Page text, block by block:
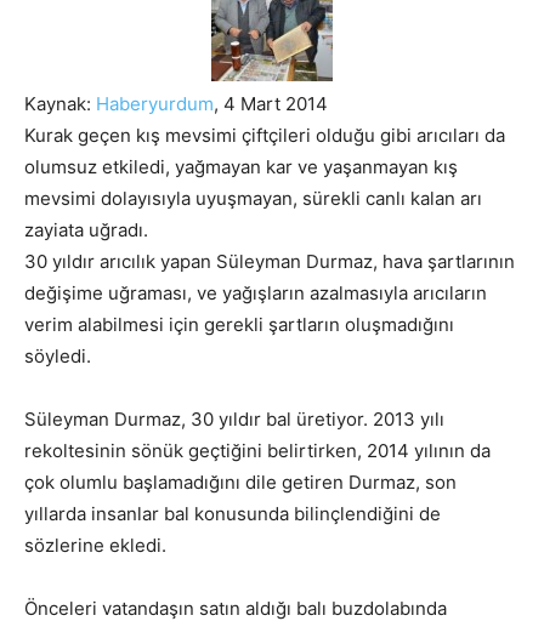
Kaynak: Haberyurdum, 4 Mart 2014
Kurak geçen kış mevsimi çiftçileri olduğu gibi arıcıları da
olumsuz etkiledi, yağmayan kar ve yaşanmayan kış
mevsimi dolayısıyla uyuşmayan, sürekli canlı kalan arı
zayiata uğradı.
30 yıldır arıcılık yapan Süleyman Durmaz, hava şartlarının
değişime uğraması, ve yağışların azalmasıyla arıcıların
verim alabilmesi için gerekli şartların oluşmadığını
söyledi.
Süleyman Durmaz, 30 yıldır bal üretiyor. 2013 yılı
rekoltesinin sönük geçtiğini belirtirken, 2014 yılının da
çok olumlu başlamadığını dile getiren Durmaz, son
yıllarda insanlar bal konusunda bilinçlendiğini de
sözlerine ekledi.
Önceleri vatandaşın satın aldığı balı buzdolabında